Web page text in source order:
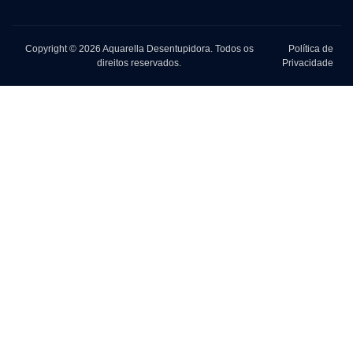
Copyright © 2026 Aquarella Desentupidora. Todos os
direitos reservados.
Política de
Privacidade